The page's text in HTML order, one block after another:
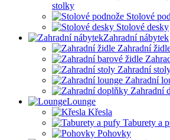
stolky
Stolové
Stolové desky
Zahradní nábytek
Zahradní
Zahradní
Zahradní
Zahradní
Lounge
Křesla
Taburety a
Pohovky